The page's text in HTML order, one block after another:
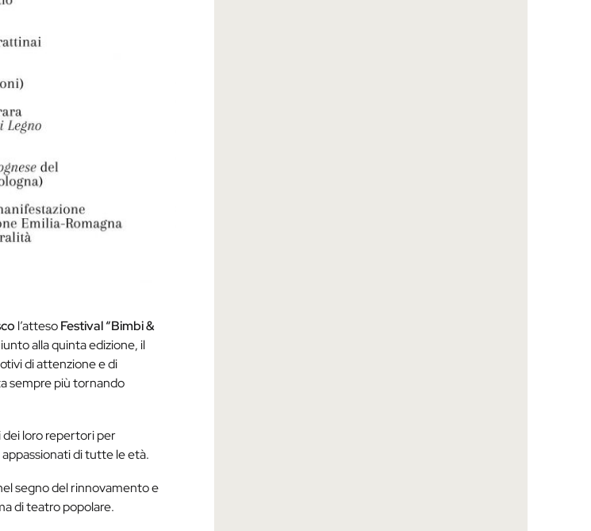
l’attesoFestival “Bimbi &
alla quinta edizione, il
di attenzione e di
sempre più tornando
loro repertori per
di tutte le età.
segno del rinnovamento e
di teatro popolare.